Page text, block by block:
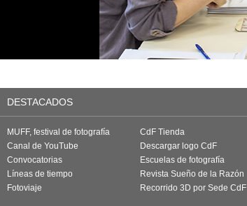
DESTACADOS
MUFF, festival de fotografía
Canal de YouTube
Convocatorias
Líneas de tiempo
Fotoviaje
CdF Tienda
Descargar logo CdF
Escuelas de fotografía
Revista Sueño de la Razón
Recorrido 3D por Sede CdF